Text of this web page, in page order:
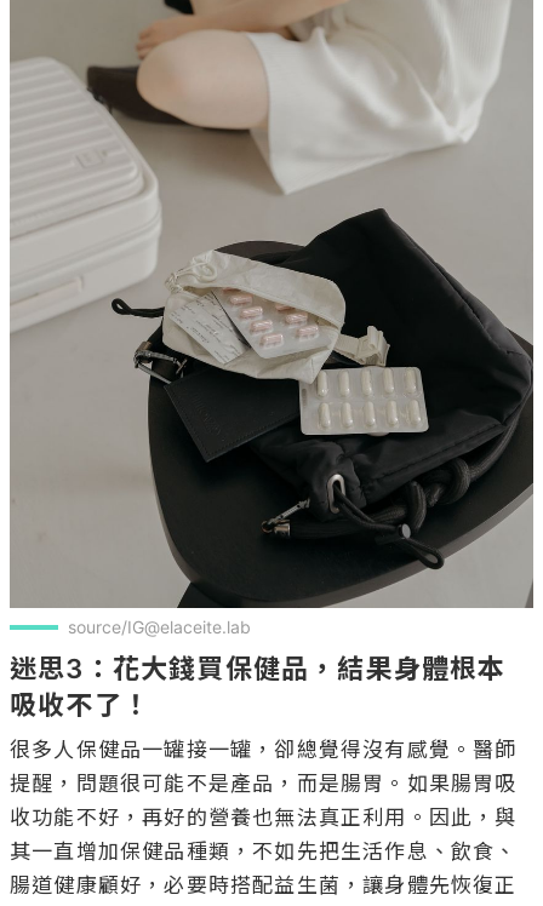
source/IG@elaceite.lab
迷思3：花大錢買保健品，結果身體根本
吸收不了！
很多人保健品一罐接一罐，卻總覺得沒有感覺。醫師
提醒，問題很可能不是產品，而是腸胃。如果腸胃吸
收功能不好，再好的營養也無法真正利用。因此，與
其一直增加保健品種類，不如先把生活作息、飲食、
腸道健康顧好，必要時搭配益生菌，讓身體先恢復正